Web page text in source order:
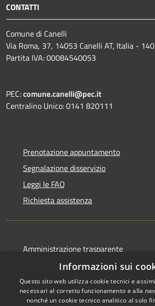
CONTATTI
Comune di Canelli
Via Roma, 37, 14053 Canelli AT, Italia -
Partita IVA: 00084540053
PEC:comune.canelli@pec.it
Centralino Unico: 0141 820111
Prenotazione appuntamento
Segnalazione disservizio
Leggi le FAQ
Richiesta assistenza
Amministrazione trasparente
Albo pretorio
Informativa privacy
Note legali
Informazioni sui
Questo sito web utilizza cookie tecnici e
necessari al corretto funzionamento e alla
nonché un cookie tecnico analitico al solo